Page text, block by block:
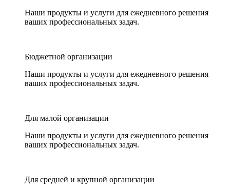
Наши продукты и услуги для ежедневного решения
ваших профессиональных задач.
Бюджетной организации
Наши продукты и услуги для ежедневного решения
ваших профессиональных задач.
Для малой организации
Наши продукты и услуги для ежедневного решения
ваших профессиональных задач.
Для средней и крупной организации